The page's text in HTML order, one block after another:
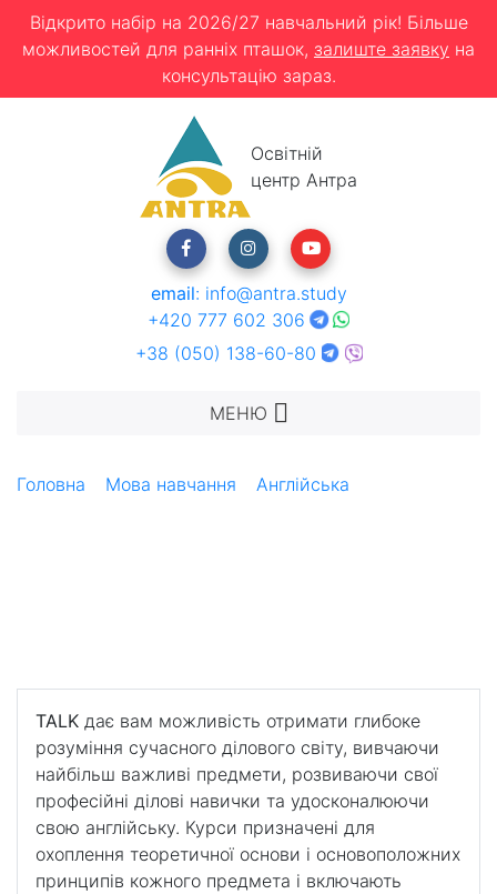
Відкрито набір на 2026/27 навчальний рік! Більше
можливостей для ранніх пташок, залиште заявку на
консультацію зараз.
Освітній
центр Антра
email: info@antra.study
+420 777 602 306
+38 (050) 138-60-80
МЕНЮ
Головна Мова навчання Англійська
TALK дає вам можливість отримати глибоке
розуміння сучасного ділового світу, вивчаючи
найбільш важливі предмети, розвиваючи свої
професійні ділові навички та удосконалюючи
свою англійську. Курси призначені для
охоплення теоретичної основи і основоположних
принципів кожного предмета і включають